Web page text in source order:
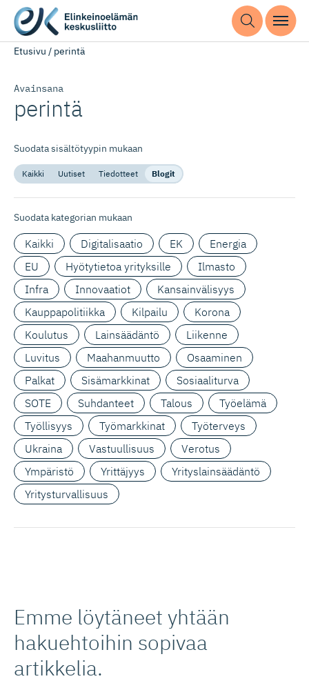
Etusivu / perintä
Avainsana
perintä
Suodata sisältötyypin mukaan
Kaikki Uutiset Tiedotteet Blogit
Suodata kategorian mukaan
Kaikki Digitalisaatio EK
Energia
EU
Hyötytietoa yrityksille
Ilmasto
Infra
Innovaatiot
Kansainvälisyys
Kauppapolitiikka
Kilpailu
Korona
Koulutus
Lainsäädäntö
Liikenne
Luvitus
Maahanmuutto
Osaaminen
Palkat
Sisämarkkinat
Sosiaaliturva
SOTE
Suhdanteet Talous
Työelämä
Työllisyys
Työmarkkinat
Työterveys
Ukraina
Vastuullisuus
Verotus
Ympäristö
Yrittäjyys
Yrityslainsäädäntö
Yritysturvallisuus
Emme löytäneet yhtään
hakuehtoihin sopivaa
artikkelia.